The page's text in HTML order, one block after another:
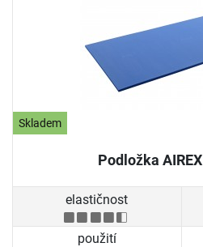
Skladem
Podložka
elastičnost
použití